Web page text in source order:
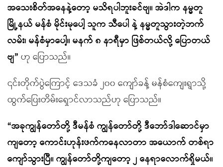
အသေးစိတ်အနေနဲ့တော့ မသိရပါဘူးခင်ဗျ။ အဲဒါက နမ္မတူ
မြို့နယ် မန်စံ မိုင်းမုပေါ့ သူက သီပေါ နဲ့ နမ္မတူသွားတဲ့ဘက်
လမ်း၊ မန်စံမှာပေါ့။ မနက် ၈ နာရီမှာ ဖြစ်တယ်လို့ ပြောတယ်
ဗျ” ဟု ပြောသည်။
၎င်းတိုက်ပွဲကြောင့် ဒေသခံ ၂၀၀ ကျော်ခန့် မန်စံကျေးရွာသို့
ထွက်ပြေးတိမ်းရှောင်လာသည်ဟု ပြောသည်။
“အခုကျွန်တော်တို့ ဒီမန်စံ ကျွန်တော်တို့ ဒီဘော်ဒါဆောင်မှာ
ကျတော့ ကောင်းဟုန်းဖက်ကနေလာတာ အယောက် တစ်ရာ
ကျော်သွားပြီ။ ကျွန်တော်တို့ကျတော့ ၂ နေရာလောက်ရှိမယ်။